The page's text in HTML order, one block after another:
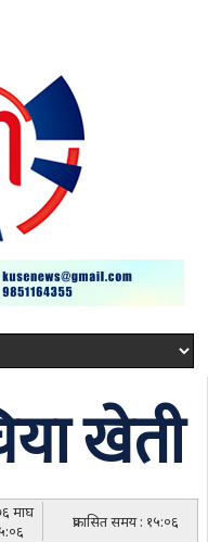
खेती
माघ
प्रकासित समय : १५:०६